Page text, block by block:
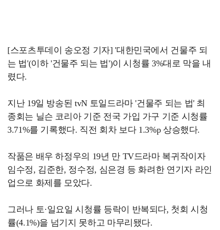
[스포츠투데이 송오정 기자] '대한민국에서 건물주 되
는 법'(이하 '건물주 되는 법')이 시청률 3%대로 막을 내
렸다.
지난 19일 방송된 tvN 토일드라마 '건물주 되는 법' 최
종회는 닐슨 코리아 기준 전국 가입 가구 기준 시청률
3.71%를 기록했다. 직전 회차 보다 1.3%p 상승했다.
작품은 배우 하정우의 19년 만 TV드라마 복귀작이자
임수정, 김준한, 정수정, 심은경 등 화려한 연기자 라인
업으로 화제를 모았다.
그러나 토·일요일 시청률 등락이 반복되다, 첫회 시청
률(4.1%)을 넘기지 못하고 마무리됐다.